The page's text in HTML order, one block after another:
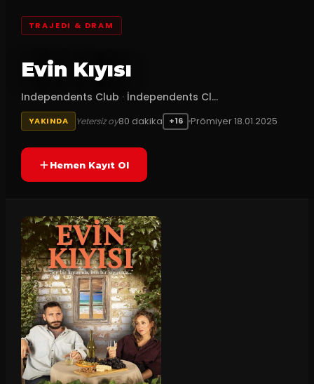
TRAJEDI & DRAM
Evin Kıyısı
Independents Club · İndependents Cl...
YAKINDA Yetersiz oy80 dakika +16 Prömiyer18.01.2025
Hemen Kayıt Ol